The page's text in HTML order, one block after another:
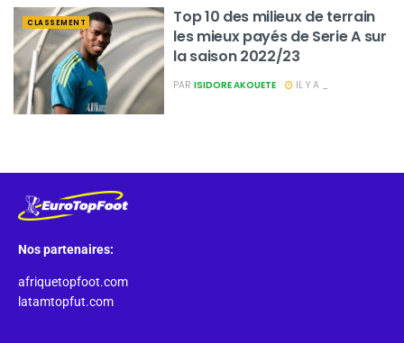
CLASSEMENT
Top 10 des milieux de terrain
les mieux payés de Serie A sur
la saison 2022/23
PAR ISIDORE AKOUETE IL Y A _
Nos partenaires:
afriquetopfoot.com
latamtopfut.com